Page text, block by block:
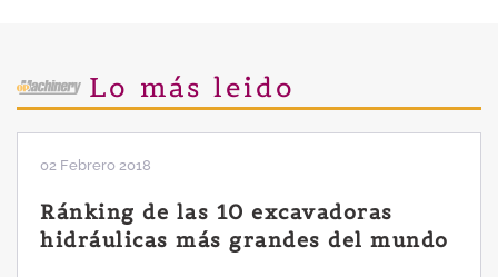
Lo más leido
02 Febrero 2018
Ránking de las 10 excavadoras
hidráulicas más grandes del mundo